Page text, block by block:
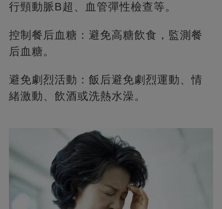
行頸動脈B超、血管彈性檢查等。
控制餐后血糖：避免高糖飲食，監測餐
后血糖。
避免劇烈活動：飯后避免劇烈運動、情
緒激動、飲酒或洗熱水澡。